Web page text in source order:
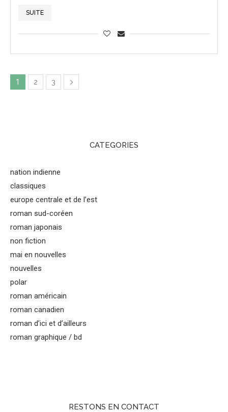
SUITE
1 2 3
CATEGORIES
nation indienne
classiques
europe centrale et de l’est
roman sud-coréen
roman japonais
non fiction
mai en nouvelles
nouvelles
polar
roman américain
roman canadien
roman d’ici et d’ailleurs
roman graphique / bd
RESTONS EN CONTACT